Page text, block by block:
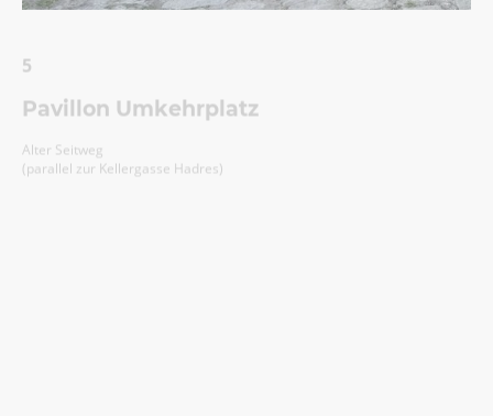
Pavillon Umkehrplatz
Alter Seitweg
(parallel zur Kellergasse Hadres)